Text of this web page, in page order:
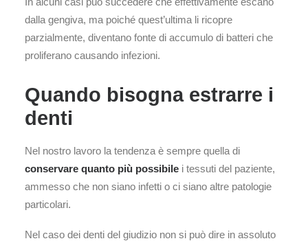
dalla gengiva, ma poiché quest’ultima li ricopre
parzialmente, diventano fonte di accumulo di batteri che
proliferano causando infezioni.
Quando bisogna estrarre i
denti
Nel nostro lavoro la tendenza è sempre quella di
conservare quanto più possibile i tessuti del paziente,
ammesso che non siano infetti o ci siano altre patologie
particolari.
Nel caso dei denti del giudizio non si può dire in assoluto